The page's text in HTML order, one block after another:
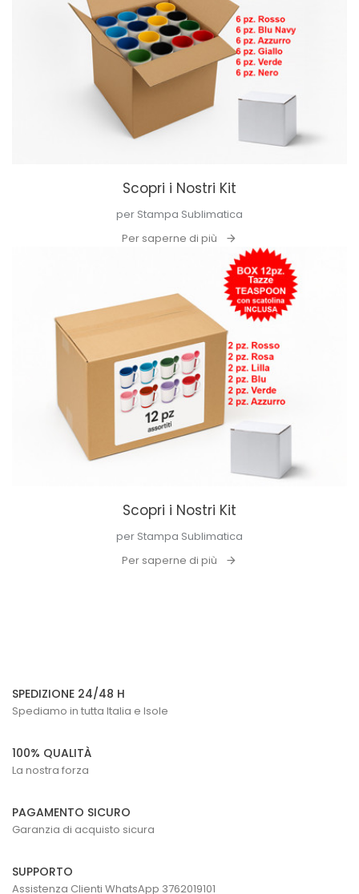
Scopri i Nostri Kit
per Stampa Sublimatica
Per saperne di più
Scopri i Nostri Kit
per Stampa Sublimatica
Per saperne di più
SPEDIZIONE 24/48 H
Spediamo in tutta Italia e Isole
100% QUALITÀ
La nostra forza
PAGAMENTO SICURO
Garanzia di acquisto sicura
SUPPORTO
Assistenza Clienti WhatsApp 3762019101